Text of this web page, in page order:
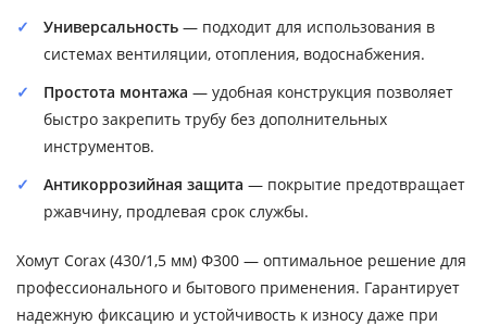
Универсальность — подходит для использования в
системах вентиляции, отопления, водоснабжения.
Простота монтажа — удобная конструкция позволяет
быстро закрепить трубу без дополнительных
инструментов.
Антикоррозийная защита — покрытие предотвращает
ржавчину, продлевая срок службы.
Хомут Corax (430/1,5 мм) Ф300 — оптимальное решение для
профессионального и бытового применения. Гарантирует
надежную фиксацию и устойчивость к износу даже при